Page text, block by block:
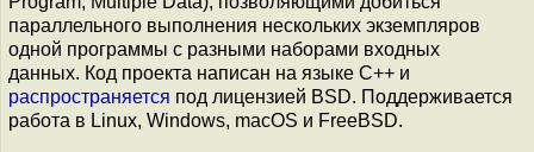
параллельного выполнения нескольких экземпляров
одной программы с разными наборами входных
данных. Код проекта написан на языке С++ и
распространяется под лицензией BSD. Поддерживается
работа в Linux, Windows, macOS и FreeBSD.